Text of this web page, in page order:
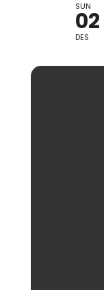
SUN
02
DES